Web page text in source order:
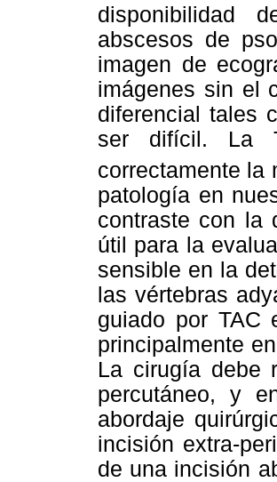
disponibilidad
abscesos de
imagen de
imágenes sin el
diferencial tales
ser difícil. La
correctamente la
patología en
contraste con la
útil para la
sensible en la
las vértebras
guiado por TAC
principalmente
La cirugía debe
percutáneo, y
abordaje
incisión extra-
de una incisión